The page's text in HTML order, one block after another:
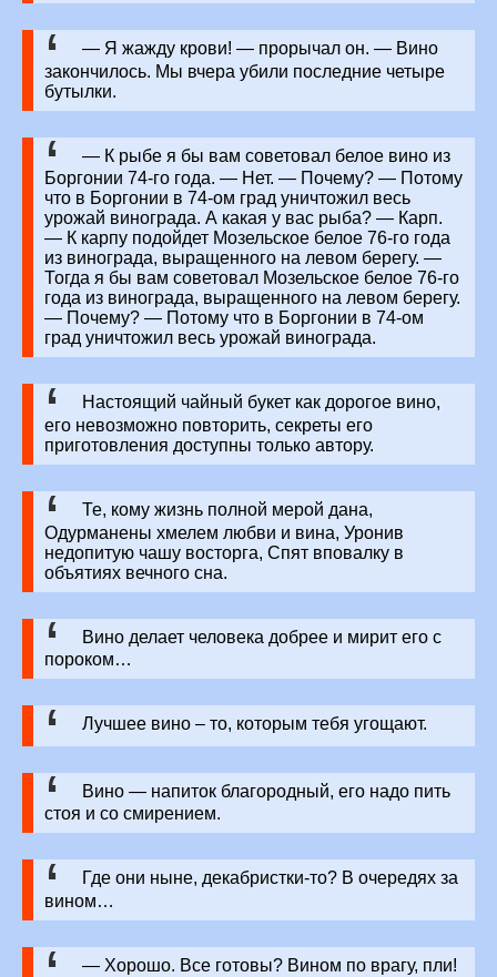
— Я жажду крови! — прорычал он. — Вино
закончилось. Мы вчера убили последние четыре
бутылки.
— К рыбе я бы вам советовал белое вино из
Боргонии 74-го года. — Нет. — Почему? — Потому
что в Боргонии в 74-ом град уничтожил весь
урожай винограда. А какая у вас рыба? — Карп.
— К карпу подойдет Мозельское белое 76-го года
из винограда, выращенного на левом берегу. —
Тогда я бы вам советовал Мозельское белое 76-го
года из винограда, выращенного на левом берегу.
— Почему? — Потому что в Боргонии в 74-ом
град уничтожил весь урожай винограда.
Настоящий чайный букет как дорогое вино,
его невозможно повторить, секреты его
приготовления доступны только автору.
Те, кому жизнь полной мерой дана,
Одурманены хмелем любви и вина, Уронив
недопитую чашу восторга, Спят вповалку в
объятиях вечного сна.
Вино делает человека добрее и мирит его с
пороком…
Лучшее вино – то, которым тебя угощают.
Вино — напиток благородный, его надо пить
стоя и со смирением.
Где они ныне, декабристки-то? В очередях за
вином…
— Хорошо. Все готовы? Вином по врагу, пли!